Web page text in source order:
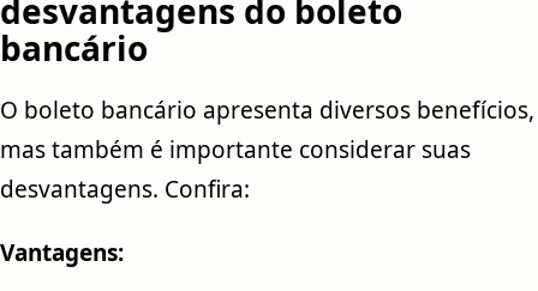
desvantagens do boleto
bancário
O boleto bancário apresenta diversos benefícios,
mas também é importante considerar suas
desvantagens. Confira:
Vantagens: